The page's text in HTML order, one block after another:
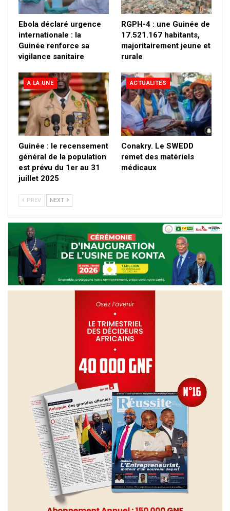
Ebola déclaré urgence
internationale : la
Guinée renforce sa
vigilance sanitaire
RGPH-4 : une Guinée de
17.521.167 habitants,
majoritairement jeune et
rurale
A LA UNE
Guinée : le recensement
général de la population
est prévu du 1er au 31
juillet 2025
ACTUALITÉS
Conakry. Le SWEDD
remet des matériels
médicaux
PREV NEXT